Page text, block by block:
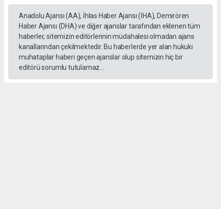
Anadolu Ajansı (AA), İhlas Haber Ajansı (İHA), Demirören
Haber Ajansı (DHA) ve diğer ajanslar tarafından eklenen tüm
haberler, sitemizin editörlerinin müdahalesi olmadan ajans
kanallarından çekilmektedir. Bu haberlerde yer alan hukuki
muhataplar haberi geçen ajanslar olup sitemizin hiç bir
editörü sorumlu tutulamaz...